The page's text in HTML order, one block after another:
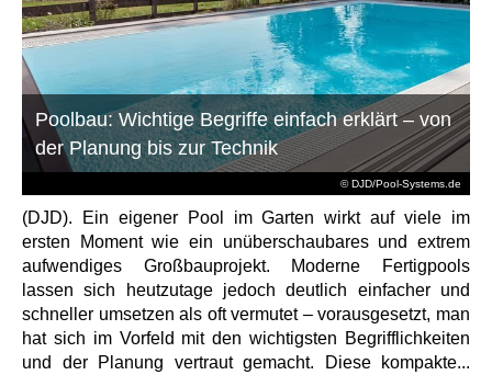
© DJD/Pool-Systems.de
Poolbau: Wichtige Begriffe einfach erklärt – von
der Planung bis zur Technik
(DJD). Ein eigener Pool im Garten wirkt auf viele im
ersten Moment wie ein unüberschaubares und extrem
aufwendiges Großbauprojekt. Moderne Fertigpools
lassen sich heutzutage jedoch deutlich einfacher und
schneller umsetzen als oft vermutet – vorausgesetzt, man
hat sich im Vorfeld mit den wichtigsten Begrifflichkeiten
und der Planung vertraut gemacht. Diese kompakte...